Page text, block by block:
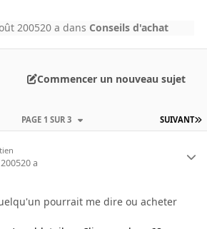
200520 a dans Conseils d'achat
Commencer un nouveau sujet
SUIVANT
PAGE 1 SUR 3
20 a
pourrait me dire ou acheter